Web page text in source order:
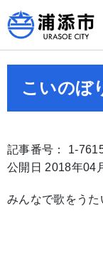
こいのぼ
記事番号： 1-
公開日 2018年04
みんなで歌をうた